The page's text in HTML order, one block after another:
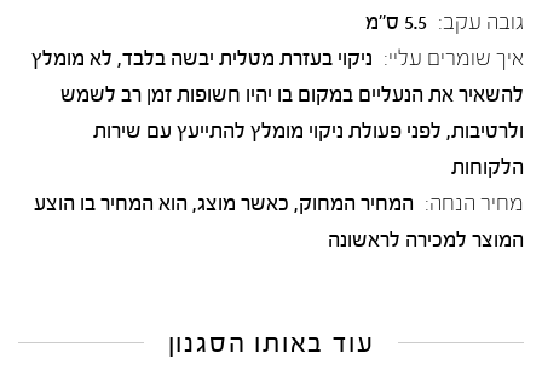
גובה עקב: 5.5 ס"מ
איך שומרים עליי: ניקוי בעזרת מטלית יבשה בלבד, לא מומלץ
להשאיר את הנעליים במקום בו יהיו חשופות זמן רב לשמש
ולרטיבות, לפני פעולת ניקוי מומלץ להתייעץ עם שירות
הלקוחות
מחיר הנחה: המחיר המחוק, כאשר מוצג, הוא המחיר בו הוצע
המוצר למכירה לראשונה
עוד באותו הסגנון